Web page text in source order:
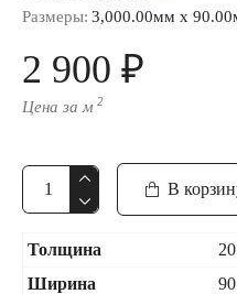
Размеры: 3,000.00мм x
2 900 ₽
В
Цена за м 2
Толщина
Ширина